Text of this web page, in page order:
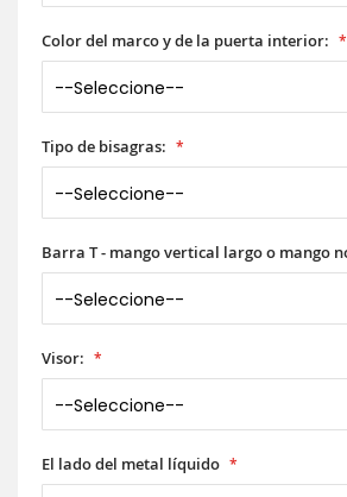
Color del marco y de la puerta interior:
Tipo de bisagras:
Barra T - mango vertical largo o mango
Visor:
El lado del metal líquido